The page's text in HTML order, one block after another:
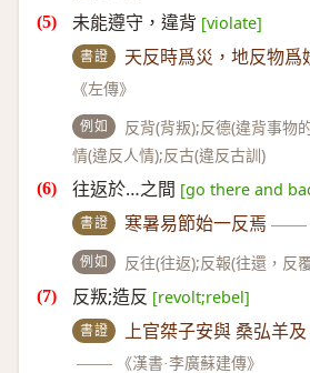
未能遵守，違背 [violate]
書證 天反時爲災，地反物爲
《左傳》
例如
反背(背叛);反德(違背事物
情(違反人情);反古(違反古訓)
往返於…之間 [go there and
書證 寒暑易節始一反焉 ——
例如 反往(往返);反報(往還，反
反叛;造反 [revolt;rebel]
書證
上官桀子安與 桑弘羊
——
《漢書·李廣蘇建傳》